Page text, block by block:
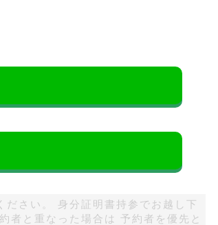
ださい。 身分証明書持参でお越し下
者と重なった場合は 予約者を優先と